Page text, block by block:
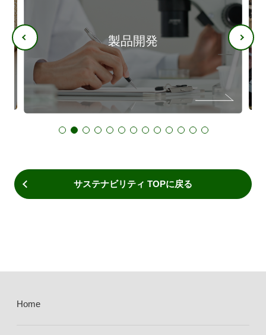
製品開発
サステナビリティ TOPに戻る
Home